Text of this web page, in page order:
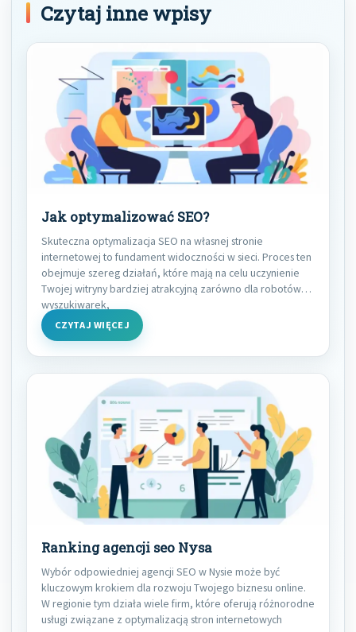
Czytaj inne wpisy
Jak optymalizować SEO?
Skuteczna optymalizacja SEO na własnej stronie
internetowej to fundament widoczności w sieci. Proces ten
obejmuje szereg działań, które mają na celu uczynienie
Twojej witryny bardziej atrakcyjną zarówno dla robotów
wyszukiwarek,
CZYTAJ WIĘCEJ
Ranking agencji seo Nysa
Wybór odpowiedniej agencji SEO w Nysie może być
kluczowym krokiem dla rozwoju Twojego biznesu online.
W regionie tym działa wiele firm, które oferują różnorodne
usługi związane z optymalizacją stron internetowych